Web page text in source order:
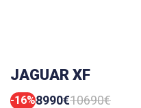
JAGUAR XF
-16%8990€10690€